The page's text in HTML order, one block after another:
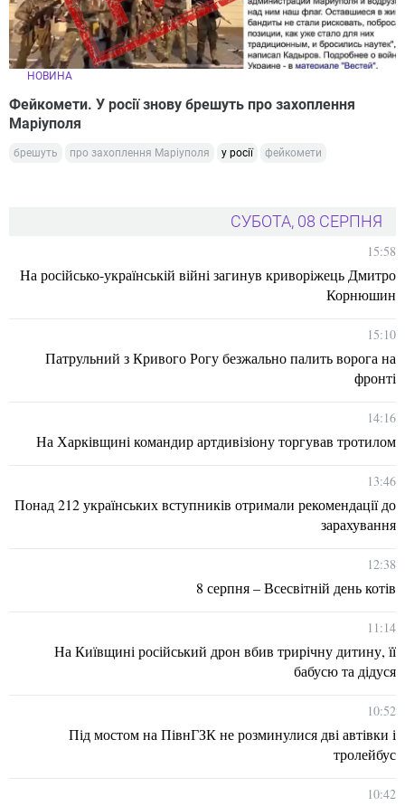
НОВИНА
Фейкомети. У росії знову брешуть про захоплення
Маріуполя
брешуть про захоплення Маріуполя у росії фейкомети
СУБОТА, 08 СЕРПНЯ
15:58
На російсько-українській війні загинув криворіжець Дмитро
Корнюшин
15:10
Патрульний з Кривого Рогу безжально палить ворога на
фронті
14:16
На Харківщині командир артдивізіону торгував тротилом
13:46
Понад 212 українських вступників отримали рекомендації до
зарахування
12:38
8 серпня – Всесвітній день котів
11:14
На Київщині російський дрон вбив трирічну дитину, її
бабусю та дідуся
10:52
Під мостом на ПівнГЗК не розминулися дві автівки і
тролейбус
10:42